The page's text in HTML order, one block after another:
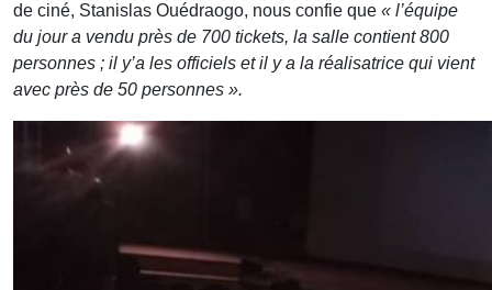
de ciné, Stanislas Ouédraogo, nous confie que « l’équipe
du jour a vendu près de 700 tickets, la salle contient 800
personnes ; il y’a les officiels et il y a la réalisatrice qui vient
avec près de 50 personnes ».